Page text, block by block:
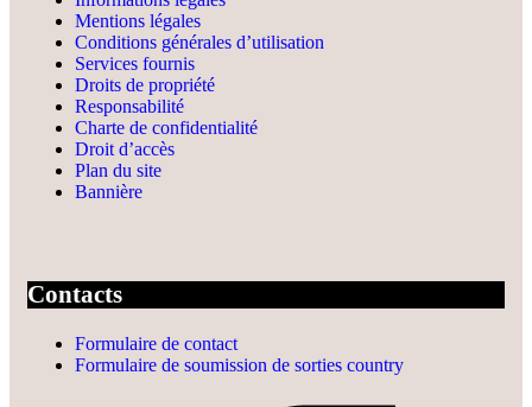
Mentions légales
Conditions générales d’utilisation
Services fournis
Droits de propriété
Responsabilité
Charte de confidentialité
Droit d’accès
Plan du site
Bannière
Contacts
Formulaire de contact
Formulaire de soumission de sorties country